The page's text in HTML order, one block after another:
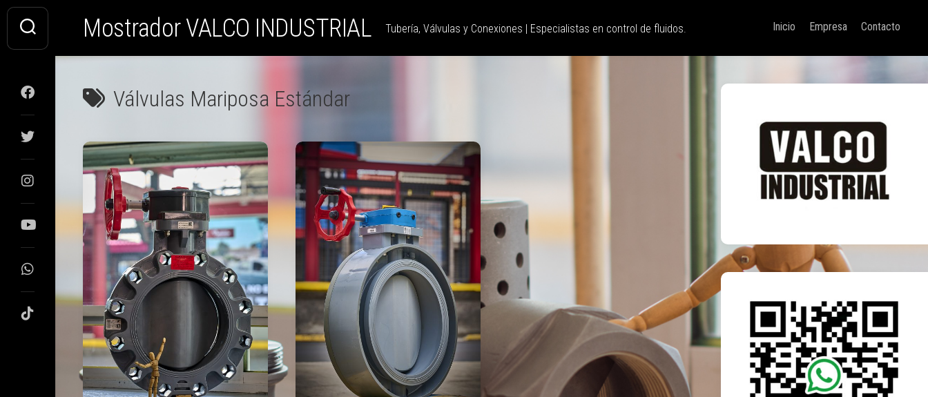
Saltar
contenido
Mostrador VALCO INDUSTRIAL Tubería, Válvulas y Conexiones | Especialistas en control de fluidos. Inicio Empresa Contacto
Válvulas Mariposa Estándar